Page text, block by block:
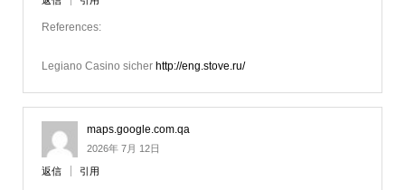
References:
Legiano Casino sicher http://eng.stove.ru/
maps.google.com.qa
2026年 7月 12日
返信 引用